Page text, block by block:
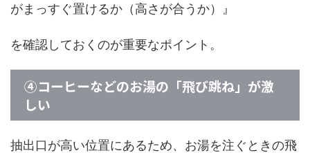
がまっすぐ置けるか（高さが合うか）』
を確認しておくのが重要なポイント。
④コーヒーなどのお湯の「飛び跳ね」が激
しい
抽出口が高い位置にあるため、お湯を注ぐときの飛